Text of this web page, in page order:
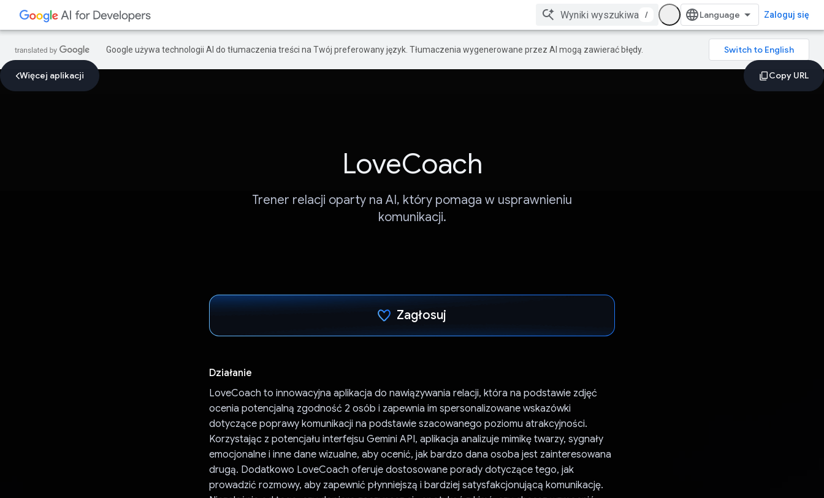
/ Zaloguj się
Google używa technologii AI do tłumaczenia treści na Twój preferowany język. Tłumaczenia wygenerowane przez AI mogą zawierać błędy.
Więcej aplikacji
LoveCoach
Trener relacji oparty na AI, który pomaga w usprawnieniu
komunikacji.
Zagłosuj
Działanie
LoveCoach to innowacyjna aplikacja do nawiązywania relacji, która na podstawie zdjęć
ocenia potencjalną zgodność 2 osób i zapewnia im spersonalizowane wskazówki
dotyczące poprawy komunikacji na podstawie szacowanego poziomu atrakcyjności.
Korzystając z potencjału interfejsu Gemini API, aplikacja analizuje mimikę twarzy, sygnały
emocjonalne i inne dane wizualne, aby ocenić, jak bardzo dana osoba jest zainteresowana
drugą. Dodatkowo LoveCoach oferuje dostosowane porady dotyczące tego, jak
prowadzić rozmowy, aby zapewnić płynniejszą i bardziej satysfakcjonującą komunikację.